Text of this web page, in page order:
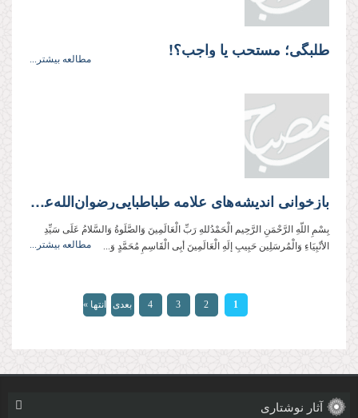
طلبگی؛ مستحب یا واجب؟! مطالعه بیشتر...
بازخوانی اندیشه‌های علامه طباطبایی‌رضوان‌‌الله‌‌علیه در باب ولایت‌فقیه و حکومت اسلامی
بِسْمِ اللّهِ الرَّحْمَنِ الرَّحِيم الْحَمْدُللهِ رَبِّ الْعَالَمِینَ وَالصَّلَوةُ وَالسَّلامُ عَلَی سَیِّدِ
الأنْبِیَاءِ وَالْمُرسَلِین حَبِیبِ إلَهِ الْعَالَمِینَ أبِی الْقَاسِمِ مُحَمَّدٍ وَ...
مطالعه بیشتر...
صفحه‌ها 1
2
3
4 بعدی انتها »
آثار نوشتاری